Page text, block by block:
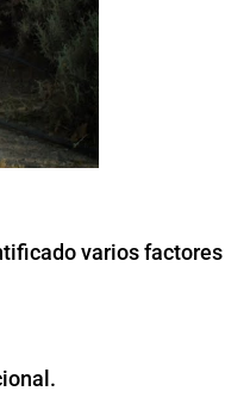
varios